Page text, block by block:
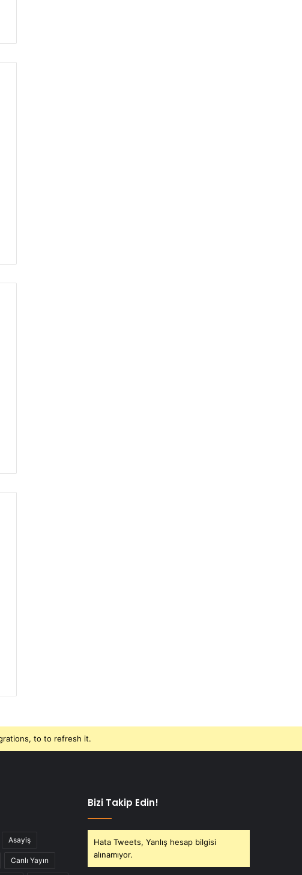
to to refresh it.
Asayiş
Canlı Yayın
Bizi Takip Edin!
Hata Tweets, Yanlış hesap bilgisi
alınamıyor.